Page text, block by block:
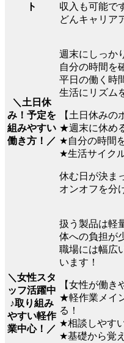
ト
収入も可能で
どんキャリア
＼土日休
み！予定を
組みやすい
働き方！／
週末にしっか
自分の時間を
平日の働く時
生活にリズム
【土日休みの
★週末に休め
★自分の時間
★生活サイク
休む日が決ま
オンオフを分
＼女性スタ
ッフ活躍中
♪取り組み
やすい軽作
業中心！／
扱う製品は軽
体への負担が
職場には幅広
います！
【女性が働き
★軽作業メイ
る！
★相談しやす
★基礎から覚